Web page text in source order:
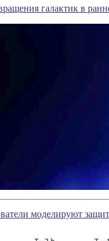
галактик в
моделируют